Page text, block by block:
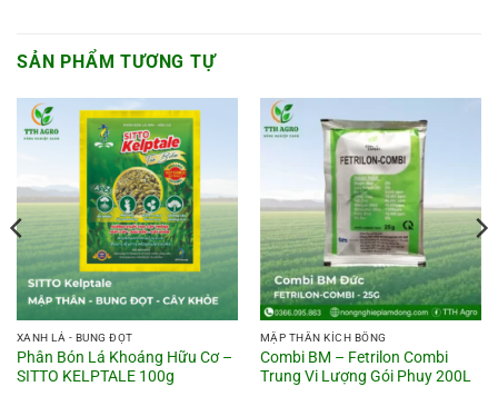
SẢN PHẨM TƯƠNG TỰ
XANH LÁ - BUNG ĐỌT
Phân Bón Lá Khoáng Hữu Cơ –
SITTO KELPTALE 100g
MẬP THÂN KÍCH BÔNG
Combi BM – Fetrilon Combi
Trung Vi Lượng Gói Phuy 200L